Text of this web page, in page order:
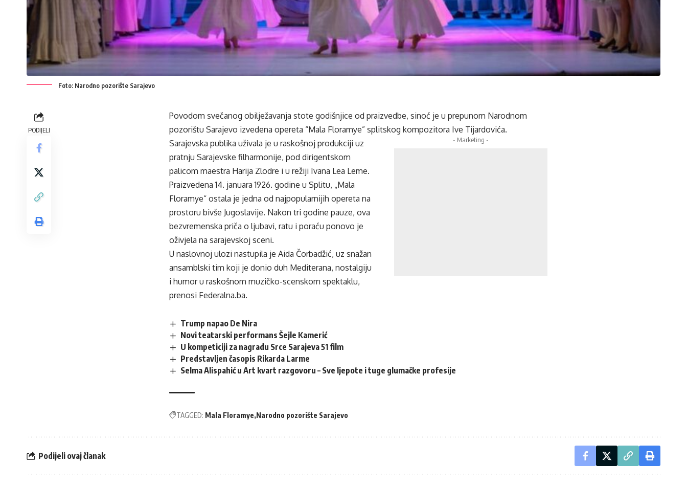
Foto: Narodno pozorište Sarajevo
PODIJELI
Povodom svečanog obilježavanja stote godišnjice od praizvedbe, sinoć je u prepunom Narodnom
pozorištu Sarajevo izvedena opereta “Mala Floramye” splitskog kompozitora Ive Tijardovića.
- Marketing -
Sarajevska publika uživala je u raskošnoj produkciji uz
pratnju Sarajevske filharmonije, pod dirigentskom
palicom maestra Harija Zlodre i u režiji Ivana Lea Leme.
Praizvedena 14. januara 1926. godine u Splitu, „Mala
Floramye“ ostala je jedna od najpopularnijih opereta na
prostoru bivše Jugoslavije. Nakon tri godine pauze, ova
bezvremenska priča o ljubavi, ratu i poraću ponovo je
oživjela na sarajevskoj sceni.
U naslovnoj ulozi nastupila je Aida Čorbadžić, uz snažan
ansamblski tim koji je donio duh Mediterana, nostalgiju
i humor u raskošnom muzičko-scenskom spektaklu,
prenosi Federalna.ba.
Trump napao De Nira
Novi teatarski performans Šejle Kamerić
U kompeticiji za nagradu Srce Sarajeva 51 film
Predstavljen časopis Rikarda Larme
Selma Alispahić u Art kvart razgovoru – Sve ljepote i tuge glumačke profesije
TAGGED: Mala Floramye Narodno pozorište Sarajevo
Podijeli ovaj članak